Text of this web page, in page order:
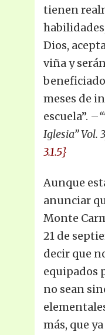
tienen
Dios,
viña y
meses de
escuela”. –
Iglesia” Vol.
3.1.5}
Aunque
anunciar
Monte
21 de
decir que
equipados
no sean
más, que